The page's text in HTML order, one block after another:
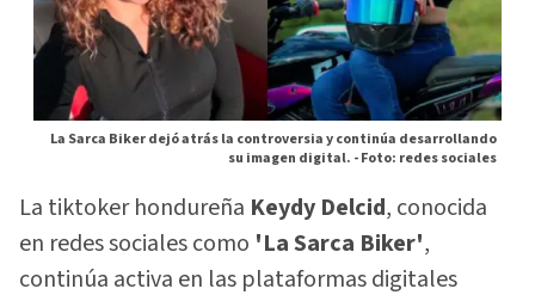
La Sarca Biker dejó atrás la controversia y continúa desarrollando
su imagen digital. -Foto: redes sociales
La tiktoker hondureña Keydy Delcid, conocida
en redes sociales como 'La Sarca Biker',
continúa activa en las plataformas digitales